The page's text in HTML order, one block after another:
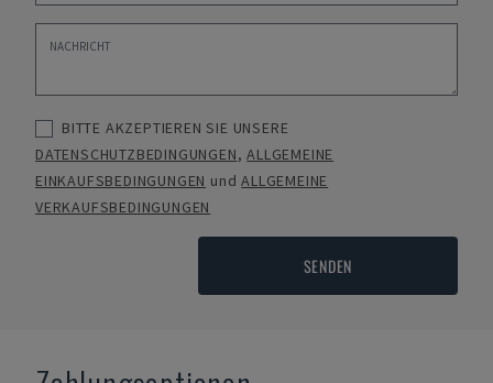
BITTE AKZEPTIEREN SIE UNSERE
DATENSCHUTZBEDINGUNGEN,ALLGEMEINE
EINKAUFSBEDINGUNGEN undALLGEMEINE
VERKAUFSBEDINGUNGEN
SENDEN